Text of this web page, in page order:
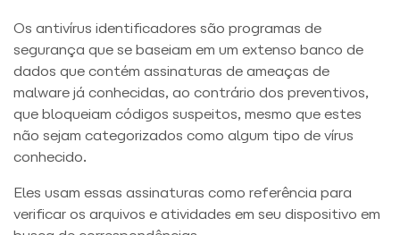
Os antivírus identificadores são programas de
segurança que se baseiam em um extenso banco de
dados que contém assinaturas de ameaças de
malware já conhecidas, ao contrário dos preventivos,
que bloqueiam códigos suspeitos, mesmo que estes
não sejam categorizados como algum tipo de vírus
conhecido.
Eles usam essas assinaturas como referência para
verificar os arquivos e atividades em seu dispositivo em